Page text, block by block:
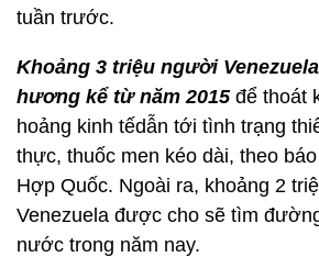
tuần trước.
Khoảng 3 triệu người
hương kể từ năm 2015 để thoát
hoảng kinh tếdẫn tới tình trạng
thực, thuốc men kéo dài, theo
Hợp Quốc. Ngoài ra, khoảng 2
Venezuela được cho sẽ tìm
nước trong năm nay.